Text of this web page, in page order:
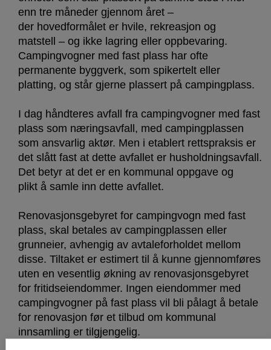
enn tre måneder gjennom året –
der hovedformålet er hvile, rekreasjon og
matstell – og ikke lagring eller oppbevaring.
Campingvogner med fast plass har ofte
permanente byggverk, som spikertelt eller
platting, og står gjerne plassert på campingplass.
I dag håndteres avfall fra campingvogner med fast
plass som næringsavfall, med campingplassen
som ansvarlig aktør. Men i etablert rettspraksis er
det slått fast at dette avfallet er husholdningsavfall.
Det betyr at det er en kommunal oppgave og
plikt å samle inn dette avfallet.
Renovasjonsgebyret for campingvogn med fast
plass, skal betales av campingplassen eller
grunneier, avhengig av avtaleforholdet mellom
disse. Tiltaket er estimert til å kunne gjennomføres
uten en vesentlig økning av renovasjonsgebyret
for fritidseiendommer. Ingen eiendommer med
campingvogner på fast plass vil bli pålagt å betale
for renovasjon før et tilbud om kommunal
innsamling er tilgjengelig.